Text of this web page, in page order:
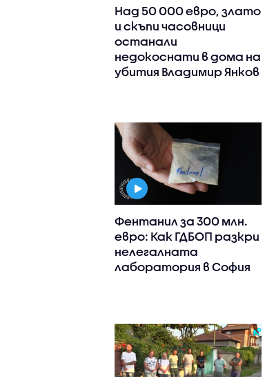
Над 50 000 евро, злато
и скъпи часовници
останали
недокоснати в дома на
убития Владимир Янков
Фентанил за 300 млн.
евро: Как ГДБОП разкри
нелегалната
лаборатория в София